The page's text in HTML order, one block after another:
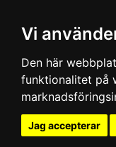
Vi
Den här
funktionalitet på
Jag accepterar